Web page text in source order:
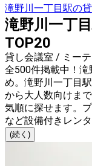
滝野川一丁目駅の
滝野川一丁
TOP20
貸し会議室 / ミー
全500件掲載中！滝
め。滝野川一丁目
から大人数向けま
気順に探せます。
など設備付きレン
(続く)